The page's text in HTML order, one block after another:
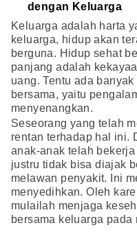
dengan Keluarga
Keluarga adalah harta
keluarga, hidup akan
berguna. Hidup sehat
panjang adalah
uang. Tentu ada
bersama, yaitu
menyenangkan.
Seseorang yang telah
rentan terhadap hal ini.
anak-anak telah
justru tidak bisa diajak
melawan penyakit. Ini
menyedihkan. Oleh
mulailah menjaga
bersama keluarga pada